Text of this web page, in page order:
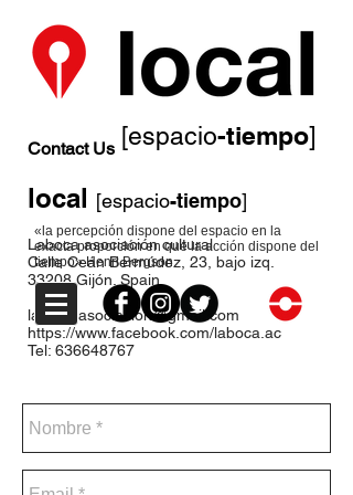
[espacio-tiempo]
«la percepción dispone del espacio en la
exacta proporción en que la acción dispone del
tiempo» Henri Bergson
Contact Us
local [espacio-tiempo]
Laboca asociación cultural
Calle Ceán Bermúdez, 23, bajo izq.
33208 Gijón. Spain
laboca.asociacion@gmail.com
https://www.facebook.com/laboca.ac
Tel: 636648767